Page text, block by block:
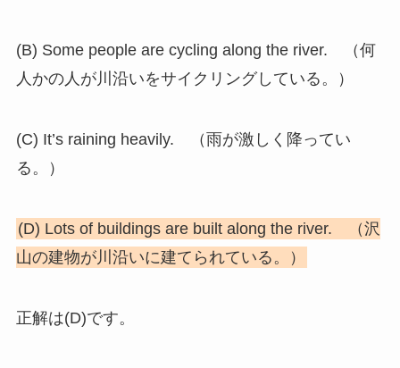
(B) Some people are cycling along the river. （何
人かの人が川沿いをサイクリングしている。）
(C) It’s raining heavily. （雨が激しく降ってい
る。）
(D) Lots of buildings are built along the river. （沢
山の建物が川沿いに建てられている。）
正解は(D)です。